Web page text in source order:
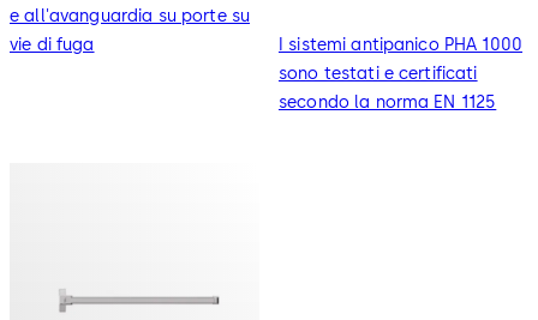
e all'avanguardia su porte su
vie di fuga
I sistemi antipanico PHA 1000
sono testati e certificati
secondo la norma EN 1125